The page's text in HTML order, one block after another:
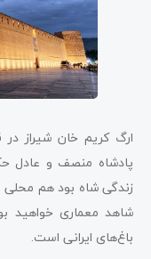
ارگ کریم خان شیراز در
پادشاه منصف و عادل
زندگی شاه بود هم محلی
شاهد معماری‌ خواهید
باغ‌های ایرانی است.